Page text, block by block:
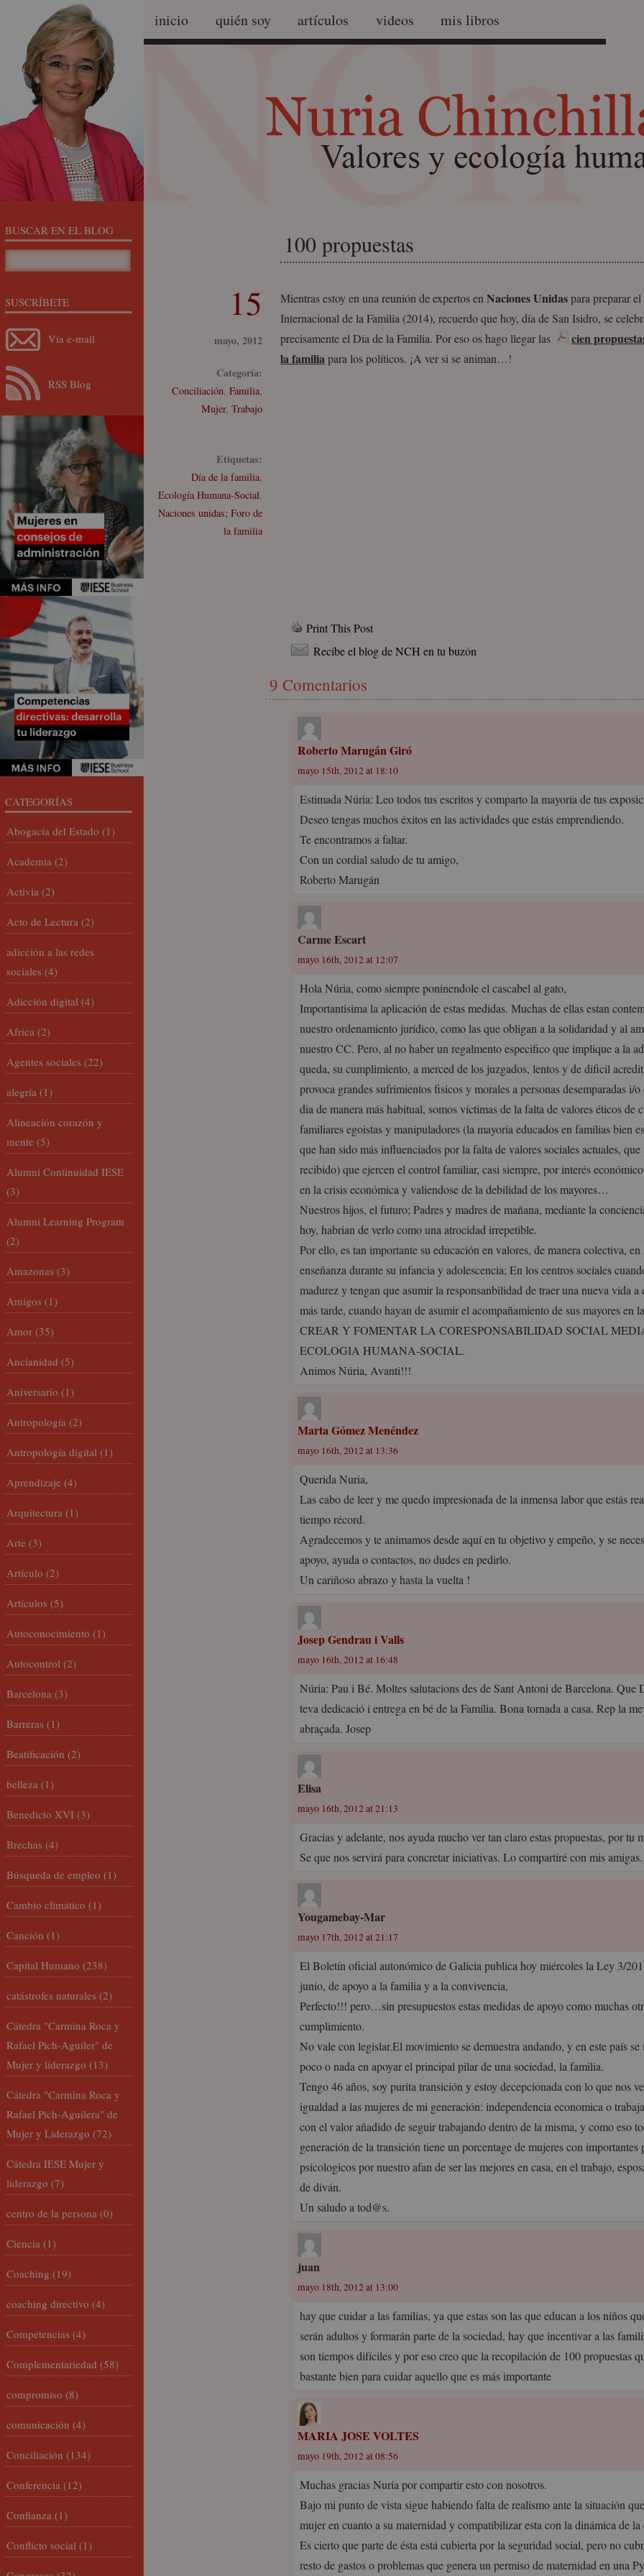
inicio quién soy artículos videos mis libros
100 propuestas
15
mayo, 2012
Categoría:
Conciliación, Familia,
Mujer, Trabajo
Etiquetas:
Día de la familia,
Ecología Humana-Social,
Naciones unidas; Foro de
la familia
Mientras estoy en una reunión de expertos en Naciones Unidaspara preparar
Internacional de la Familia (2014), recuerdo que hoy, día de San Isidro, se
precisamente el Día de la Familia. Por eso os hago llegar las
cien
la familiapara los políticos. ¡A ver si se animan…!
Print This Post
Recibe el blog de NCH en tu buzón
9 Comentarios
Roberto Marugán Giró
mayo 15th, 2012 at 18:10
Estimada Núria: Leo todos tus escritos y comparto la mayoría de tus
Deseo tengas muchos éxitos en las actividades que estás emprendiendo.
Te encontramos a faltar.
Con un cordial saludo de tu amigo,
Roberto Marugán
Carme Escart
mayo 16th, 2012 at 12:07
Hola Núria, como siempre poninendole el cascabel al gato,
Importantisima la aplicación de estas medidas. Muchas de ellas estan
nuestro ordenamiento jurídico, como las que obligan a la solidaridad y al
nuestro CC. Pero, al no haber un regalmento especifico que implique a la
queda, su cumplimiento, a merced de los juzgados, lentos y de dificil
provoca grandes sufrimientos fisicos y morales a personas desemparadas i/o
dia de manera más habitual, somos víctimas de la falta de valores éticos de
familiares egoistas y manipuladores (la mayoria educados en famílias bien
que han sido más influenciados por la falta de valores sociales actuales,
recibido) que ejercen el control familiar, casi siempre, por interés
en la crisis económica y valiendose de la debilidad de los mayores…
Nuestros hijos, el futuro; Padres y madres de mañana, mediante la
hoy, habrian de verlo como una atrocidad irrepetible.
Por ello, es tan importante su educación en valores, de manera colectiva, en
enseñanza durante su infancia y adolescencia; En los centros sociales
madurez y tengan que asumir la responsanbilidad de traer una nueva vida a
más tarde, cuando hayan de asumir el acompañamiento de sus mayores en
CREAR Y FOMENTAR LA CORESPONSABILIDAD SOCIAL
ECOLOGIA HUMANA-SOCIAL.
Animos Núria, Avanti!!!
Marta Gómez Menéndez
mayo 16th, 2012 at 13:36
Querida Nuria,
Las cabo de leer y me quedo impresionada de la inmensa labor que estás
tiempo récord.
Agradecemos y te animamos desde aquí en tu objetivo y empeño, y se
apoyo, ayuda o contactos, no dudes en pedirlo.
Un cariñoso abrazo y hasta la vuelta !
Josep Gendrau i Valls
mayo 16th, 2012 at 16:48
Núria: Pau i Bé. Moltes salutacions des de Sant Antoni de Barcelona. Que
teva dedicació i entrega en bé de la Família. Bona tornada a casa. Rep la
abraçada. Josep
Elisa
mayo 16th, 2012 at 21:13
Gracias y adelante, nos ayuda mucho ver tan claro estas propuestas, por tu
Se que nos servirá para concretar iniciativas. Lo compartiré con mis amigas.
Yougamebay-Mar
mayo 17th, 2012 at 21:17
El Boletín oficial autonómico de Galicia publica hoy miércoles la Ley 3/
junio, de apoyo a la familia y a la convivencia,
Perfecto!!! pero…sin presupuestos estas medidas de apoyo como muchas
cumplimiento.
No vale con legislar.El movimiento se demuestra andando, y en este país
poco o nada en apoyar el principal pilar de una sociedad, la familia.
Tengo 46 años, soy purita transición y estoy decepcionada con lo que nos
igualdad a las mujeres de mi generación: independencia economica o
con el valor añadido de seguir trabajando dentro de la misma, y como eso
generación de la transición tiene un porcentage de mujeres con importantes
psicologicos por nuestro afan de ser las mejores en casa, en el trabajo,
de diván.
Un saludo a tod@s.
juan
mayo 18th, 2012 at 13:00
hay que cuidar a las familias, ya que estas son las que educan a los niños
serán adultos y formarán parte de la sociedad, hay que incentivar a las
son tiempos difíciles y por eso creo que la recopilación de 100 propuestas
bastante bien para cuidar aquello que es más importante
MARIA JOSE VOLTES
mayo 19th, 2012 at 08:56
Muchas gracias Nuria por compartir esto con nosotros.
Bajo mi punto de vista sigue habiendo falta de realismo ante la situación
mujer en cuanto a su maternidad y compatibilizar esta con la dinámica de la
Es cierto que parte de ésta está cubierta por la seguridad social, pero no
resto de gastos o problemas que genera un permiso de maternidad en una
BUSCAR EN EL BLOG
SUSCRÍBETE
Vía e-mail
RSS Blog
CATEGORÍAS
Abogacía del Estado (1)
Academia (2)
Activia (2)
Acto de Lectura (2)
adicción a las redes
sociales (4)
Adicción digital (4)
Africa (2)
Agentes sociales (22)
alegría (1)
Alineación corazón y
mente (5)
Alumni Continuidad IESE
(3)
Alumni Learning Program
(2)
Amazonas (3)
Amigos (1)
Amor (35)
Ancianidad (5)
Aniversario (1)
Antropología (2)
Antropología digital (1)
Aprendizaje (4)
Arquitectura (1)
Arte (3)
Artículo (2)
Artículos (5)
Autoconocimiento (1)
Autocontrol (2)
Barcelona (3)
Barreras (1)
Beatificación (2)
belleza (1)
Benedicto XVI (3)
Brechas (4)
Búsqueda de empleo (1)
Cambio climático (1)
Canción (1)
Capital Humano (238)
catástrofes naturales (2)
Cátedra "Carmina Roca y
Rafael Pich-Aguiler" de
Mujer y liderazgo (13)
Cátedra "Carmina Roca y
Rafael Pich-Aguilera" de
Mujer y Liderazgo (72)
Cátedra IESE Mujer y
liderazgo (7)
centro de la persona (0)
Ciencia (1)
Coaching (19)
coaching directivo (4)
Competencias (4)
Complementariedad (58)
compromiso (8)
comunicación (4)
Conciliación (134)
Conferencia (12)
Confianza (1)
Conflicto social (1)